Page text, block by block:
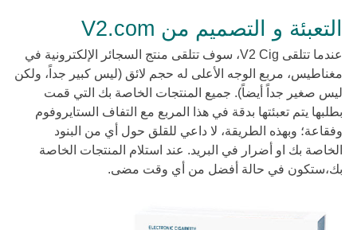
التعبئة و التصميم من V2.com
عندما تتلقى V2 Cig، سوف تتلقى منتج السجائر الإلكترونية في
مغناطيس، مربع الوجه الأعلى له حجم لائق (ليس كبير جداً، ولكن
ليس صغير جداً أيضاً). جميع المنتجات الخاصة بك التي قمت
بطلبها يتم تعبئتها بدقة في هذا المربع مع التفاف الستايروفوم
وفقاعة؛ وبهذه الطريقة، لا داعي للقلق حول أي من البنود
الخاصة بك او أضرار في البريد. عند استلام المنتجات الخاصة
بك،ستكون في حالة أفضل من أي وقت مضى.